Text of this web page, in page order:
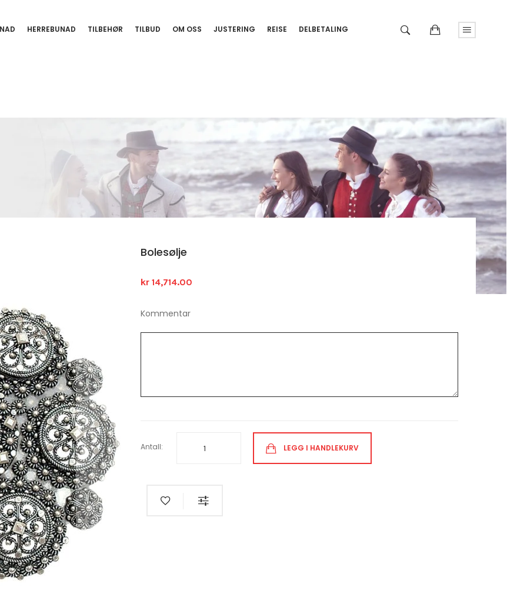
HERREBUNAD TILBEHØR TILBUD OM OSS JUSTERING REISE DELBETALING
Bolesølje
kr 14,714.00
Kommentar
Antall: LEGG I HANDLEKURV